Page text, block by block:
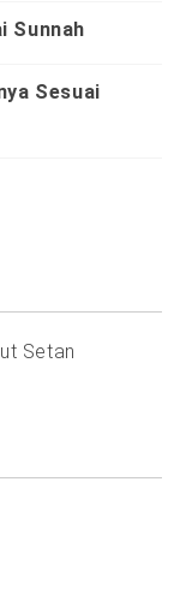
Sunnah
Sesuai
Setan